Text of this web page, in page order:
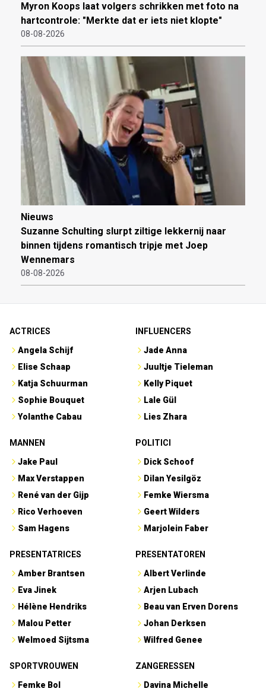
Myron Koops laat volgers schrikken met foto na
hartcontrole: "Merkte dat er iets niet klopte"
08-08-2026
Nieuws
Suzanne Schulting slurpt ziltige lekkernij naar
binnen tijdens romantisch tripje met Joep
Wennemars
08-08-2026
ACTRICES
Angela Schijf
Elise Schaap
Katja Schuurman
Sophie Bouquet
Yolanthe Cabau
INFLUENCERS
Jade Anna
Juultje Tieleman
Kelly Piquet
Lale Gül
Lies Zhara
MANNEN
Jake Paul
Max Verstappen
René van der Gijp
Rico Verhoeven
Sam Hagens
POLITICI
Dick Schoof
Dilan Yesilgöz
Femke Wiersma
Geert Wilders
Marjolein Faber
PRESENTATRICES
Amber Brantsen
Eva Jinek
Hélène Hendriks
Malou Petter
Welmoed Sijtsma
PRESENTATOREN
Albert Verlinde
Arjen Lubach
Beau van Erven Dorens
Johan Derksen
Wilfred Genee
SPORTVROUWEN
Femke Bol
ZANGERESSEN
Davina Michelle